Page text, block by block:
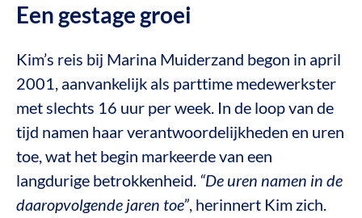
Een gestage groei
Kim’s reis bij Marina Muiderzand begon in april
2001, aanvankelijk als parttime medewerkster
met slechts 16 uur per week. In de loop van de
tijd namen haar verantwoordelijkheden en uren
toe, wat het begin markeerde van een
langdurige betrokkenheid. “De uren namen in de
daaropvolgende jaren toe”, herinnert Kim zich.